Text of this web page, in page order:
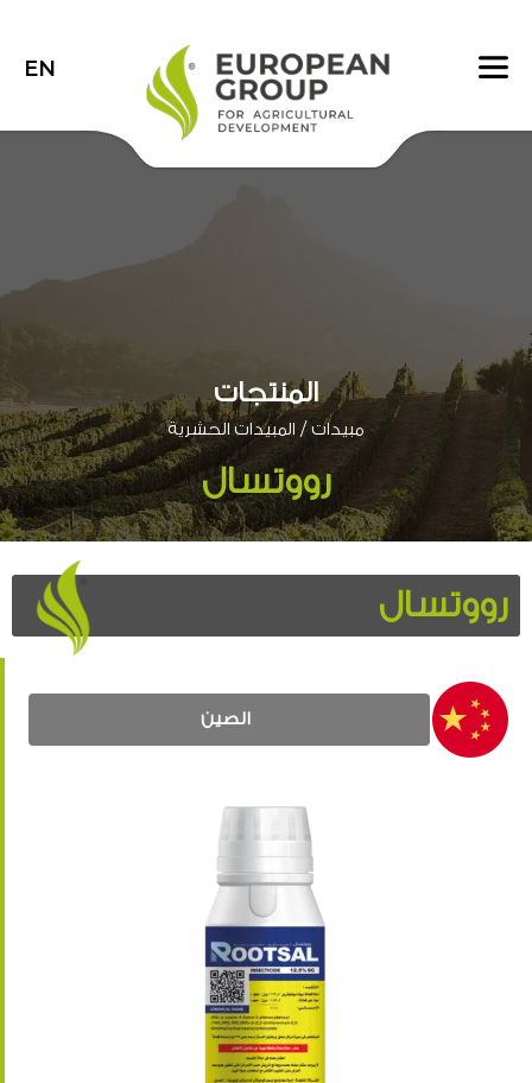
EN
المنتجات
مبيدات/ المبيدات الحشرية
رووتسال
رووتسال
الصين